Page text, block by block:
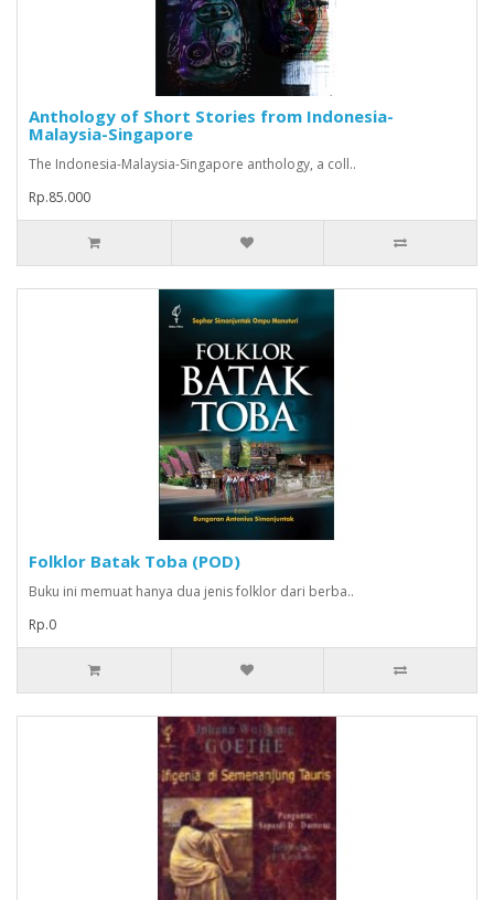
Anthology of Short Stories from Indonesia-
Malaysia-Singapore
The Indonesia-Malaysia-Singapore anthology, a coll..
Rp.85.000
Folklor Batak Toba (POD)
Buku ini memuat hanya dua jenis folklor dari berba..
Rp.0